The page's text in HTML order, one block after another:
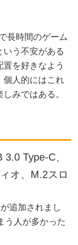
長時間のゲーム
いう不安がある
を好きなよう
個人的にはこれ
みではある。
Type-C、
オ、M.2スロ
追加されまし
う人が多かった